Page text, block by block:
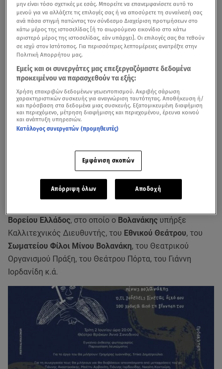
Βράχων, που στεγάζει το Φεστιβάλ μας. Το φετινό μας
αφιέρωμα στοχεύει να παρουσιάσει και να αναδείξει την
πολυετή και πολύπλευρη εργασία του και αναπτύσσεται
σε τρία επίπεδα.
Μίνως Βολανάκης - Αφιέρωμα για τα 100 χρόνια από τη
γέννηση του
Η πρώτη δράση περιλαμβάνει έκθεση φωτογραφίας
στον χώρο τουθεάτρου Βράχων,
(έρευνα - επιστημονική επιμέλεια) και η
Στέλλα Δημητρακοπούλου (εικαστική – γραφιστική
επιμέλεια). Η εγκατάσταση περιλαμβάνει έκθεση
φωτογραφιών των παραστάσεων του σπουδαίου Έλληνα
Βορείου Ελλάδος, στο οποίο ο Βολανάκης υπήρξε
Καλλιτεχνικός Διευθυντής, του Εθνικού Θεάτρου, του
Σωματείου Φίλοι Μίνου Βολανάκη, του Θεατρικού
Οργανισμού Πράξη, του Θεάτρου Πόρτα, του Γιάννη
Ιορδανίδη κ.ά.
μην είναι τόσο σχετικές με εσάς. Μπορείτε να επανεμφανίσετε αυτό το
μενού για να αλλάξετε τις επιλογές σας ή να αποσύρετε τη συναίνεσή σας
ανά πάσα στιγμή πατώντας τον σύνδεσμο Διαχείριση προτιμήσεων στο
κάτω μέρος της ιστοσελίδας [ή το αιωρούμενο εικονίδιο στο κάτω
αριστερό μέρος της ιστοσελίδας, εάν υπάρχει]. Οι επιλογές σας θα τεθούν
σε ισχύ στον Ιστότοπος. Για περισσότερες λεπτομέρειες ανατρέξτε στην
Πολιτική Απορρήτου μας.
Εμείς και οι συνεργάτες μας επεξεργαζόμαστε δεδομένα
προκειμένου να παρασχεθούν τα εξής:
Χρήση επακριβών δεδομένων γεωεντοπισμού. Ακριβής σάρωση
χαρακτηριστικών συσκευής για αναγνώριση ταυτότητας. Αποθήκευση ή/
και πρόσβαση στα δεδομένα μιας συσκευής. Εξατομικευμένη διαφήμιση
και περιεχόμενο, μέτρηση διαφήμισης και περιεχομένου, έρευνα κοινού
και ανάπτυξη υπηρεσιών.
Κατάλογος συνεργατών (προμηθευτές)
Εμφάνιση σκοπών
Απόρριψη όλων Αποδοχή